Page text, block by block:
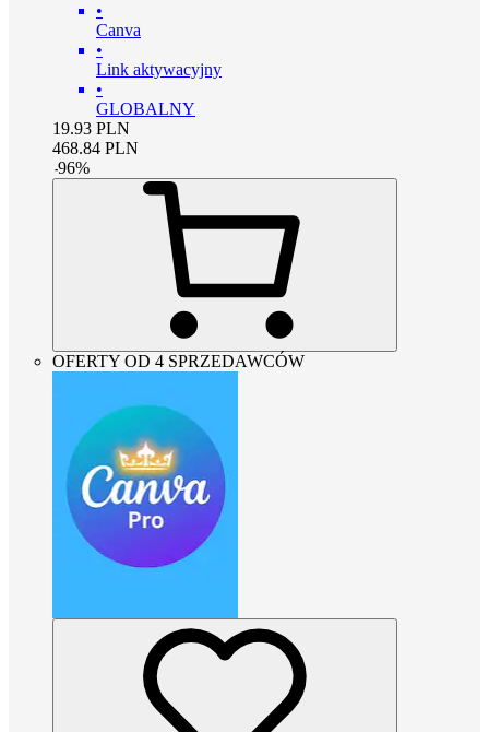
•
Canva
•
Link aktywacyjny
•
GLOBALNY
19.93 PLN
468.84 PLN
-96%
OFERTY OD 4 SPRZEDAWCÓW